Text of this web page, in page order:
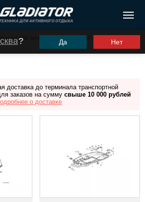
? Да Нет
для моторов ПЛМ
доставка до терминала транспортной
заказов на сумму свыше 10 000 рублей
о доставке